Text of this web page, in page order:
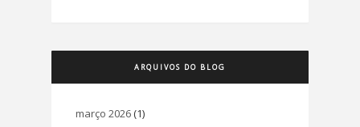
ARQUIVOS DO BLOG
março 2026 (1)